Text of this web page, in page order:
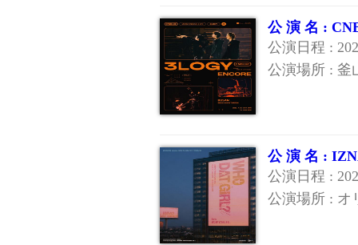
公 演 名 :
公演日程 :
公演場所 : 釜
公 演 名 :
公演日程 :
公演場所 : オ